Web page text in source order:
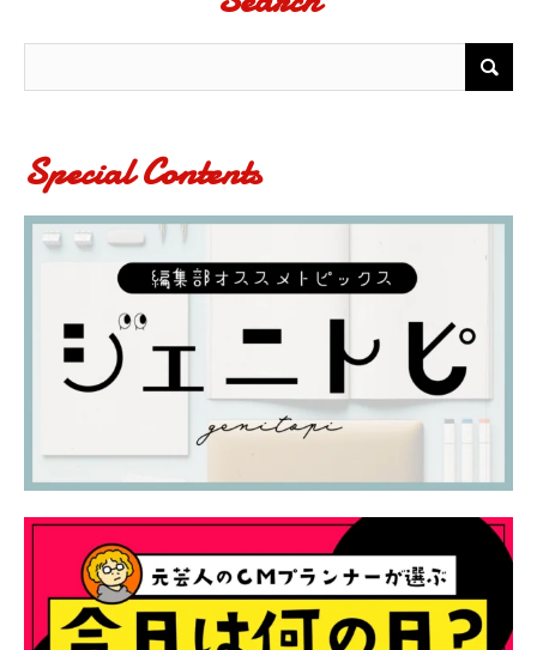
Special Contents